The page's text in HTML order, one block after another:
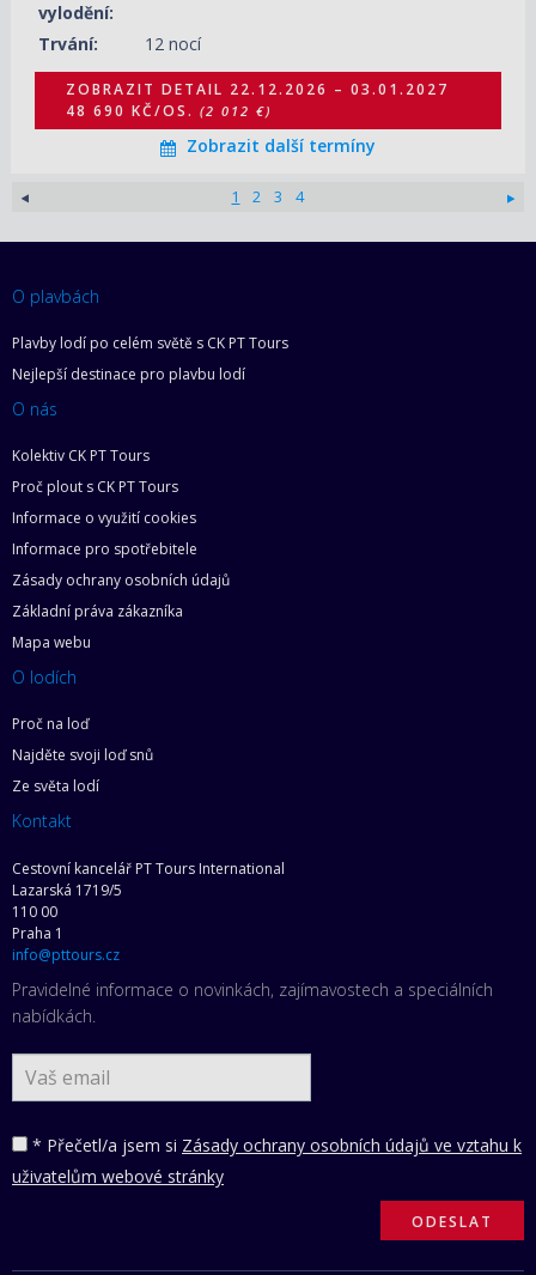
vylodění:
Trvání: 12 nocí
ZOBRAZIT DETAIL 22.12.2026 – 03.01.2027
48 690 KČ/OS. (2 012 €)
Zobrazit další termíny
1 2 3 4
O plavbách
Plavby lodí po celém světě s CK PT Tours
Nejlepší destinace pro plavbu lodí
O nás
Kolektiv CK PT Tours
Proč plout s CK PT Tours
Informace o využití cookies
Informace pro spotřebitele
Zásady ochrany osobních údajů
Základní práva zákazníka
Mapa webu
O lodích
Proč na loď
Najděte svoji loď snů
Ze světa lodí
Kontakt
Cestovní kancelář PT Tours International
Lazarská 1719/5
110 00
Praha 1
info@pttours.cz
Pravidelné informace o novinkách, zajímavostech a speciálních
nabídkách.
* Přečetl/a jsem si Zásady ochrany osobních údajů ve vztahu k
uživatelům webové stránky